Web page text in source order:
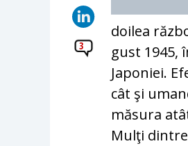
3
doilea
gust 1945,
Japoniei.
cât şi
măsura
Mulţi